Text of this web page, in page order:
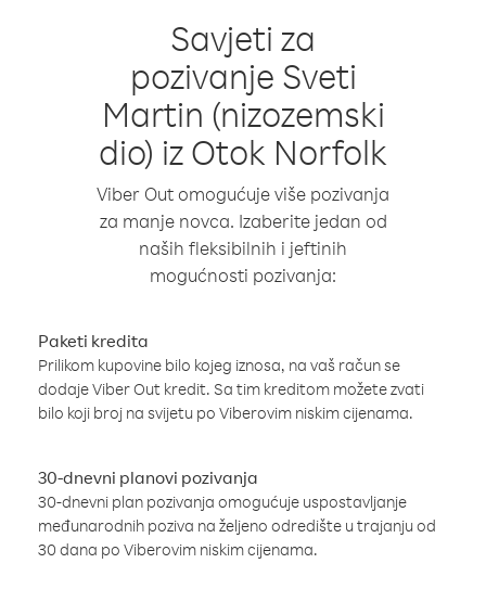
Savjeti za
pozivanje Sveti
Martin (nizozemski
dio) iz Otok Norfolk
Viber Out omogućuje više pozivanja
za manje novca. Izaberite jedan od
naših fleksibilnih i jeftinih
mogućnosti pozivanja:
Paketi kredita
Prilikom kupovine bilo kojeg iznosa, na vaš račun se
dodaje Viber Out kredit. Sa tim kreditom možete zvati
bilo koji broj na svijetu po Viberovim niskim cijenama.
30-dnevni planovi pozivanja
30-dnevni plan pozivanja omogućuje uspostavljanje
međunarodnih poziva na željeno odredište u trajanju od
30 dana po Viberovim niskim cijenama.